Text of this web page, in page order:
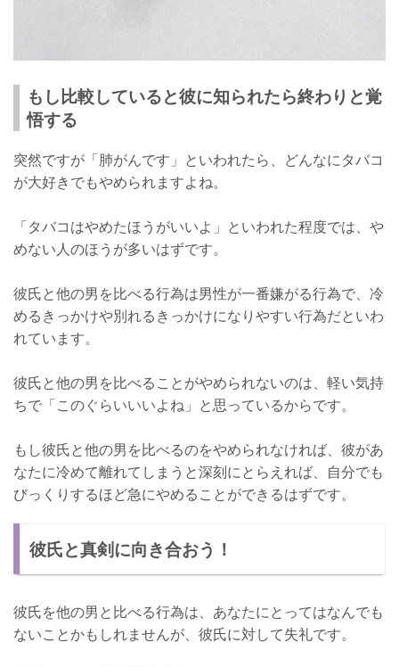
もし比較していると彼に知られたら終わりと覚
悟する
突然ですが「肺がんです」といわれたら、どんなにタバコ
が大好きでもやめられますよね。
「タバコはやめたほうがいいよ」といわれた程度では、や
めない人のほうが多いはずです。
彼氏と他の男を比べる行為は男性が一番嫌がる行為で、冷
めるきっかけや別れるきっかけになりやすい行為だといわ
れています。
彼氏と他の男を比べることがやめられないのは、軽い気持
ちで「このぐらいいいよね」と思っているからです。
もし彼氏と他の男を比べるのをやめられなければ、彼があ
なたに冷めて離れてしまうと深刻にとらえれば、自分でも
びっくりするほど急にやめることができるはずです。
彼氏と真剣に向き合おう！
彼氏を他の男と比べる行為は、あなたにとってはなんでも
ないことかもしれませんが、彼氏に対して失礼です。